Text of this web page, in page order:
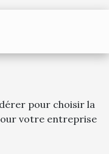
pour choisir la
votre entreprise